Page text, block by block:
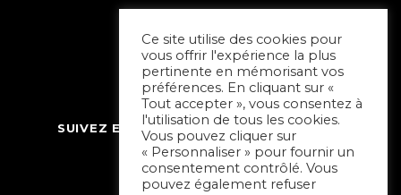
SUIVEZ ET CONTACTEZ SORTIR À NIORT
Ce site utilise des cookies pour
vous offrir l'expérience la plus
pertinente en mémorisant vos
préférences. En cliquant sur «
Tout accepter », vous consentez à
l'utilisation de tous les cookies.
Vous pouvez cliquer sur
« Personnaliser » pour fournir un
consentement contrôlé. Vous
pouvez également refuser